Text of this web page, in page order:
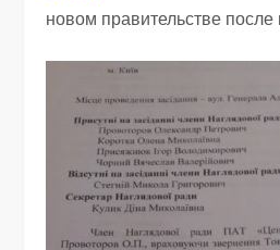
новом правительстве